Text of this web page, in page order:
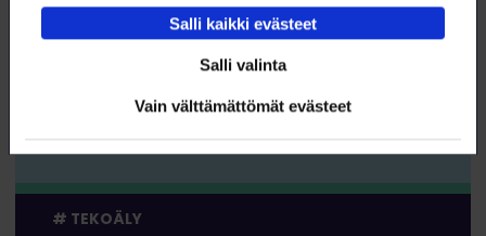
Salli kaikki evästeet
Salli valinta
Vain välttämättömät evästeet
Hyvä promptaus 3 – mestaruusluokka
17.12. klo 9:00 – 11:00
WEBINAARI
KOULUTUS
TEKOÄLY